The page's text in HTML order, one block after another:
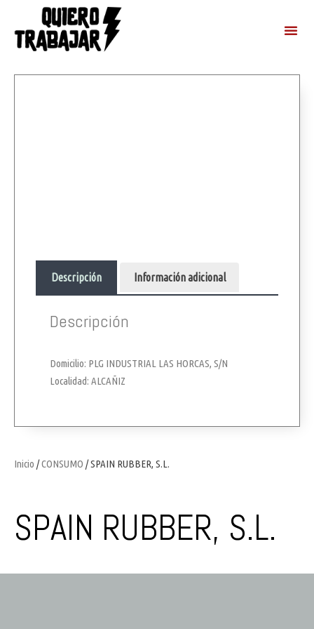
Inicio /CONSUMO / SPAIN RUBBER, S.L.
SPAIN RUBBER, S.L.
Descripción Información adicional
Descripción
Domicilio: PLG INDUSTRIAL LAS HORCAS, S/N
Localidad: ALCAÑIZ